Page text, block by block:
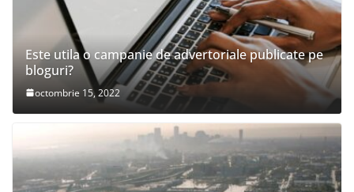
Este utila o campanie de advertoriale publicate pe
bloguri?
octombrie 15, 2022